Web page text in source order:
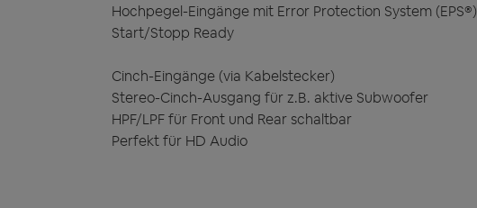
Hochpegel-Eingänge mit Error Protection System (EPS®)
Start/Stopp Ready
Cinch-Eingänge (via Kabelstecker)
Stereo-Cinch-Ausgang für z.B. aktive Subwoofer
HPF/LPF für Front und Rear schaltbar
Perfekt für HD Audio